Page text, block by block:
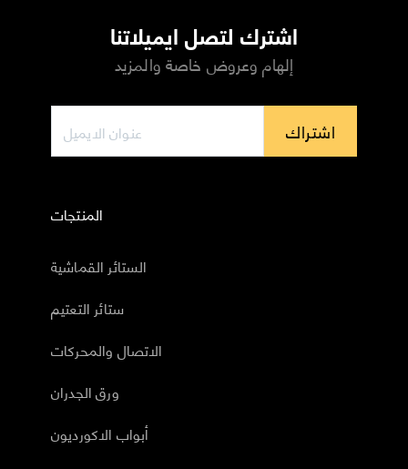
اشترك لتصل ايميلاتنا
إلهام وعروض خاصة والمزيد
اشتراك
المنتجات
الستائر القماشية
ستائر التعتيم
الاتصال والمحركات
ورق الجدران
أبواب الاكورديون